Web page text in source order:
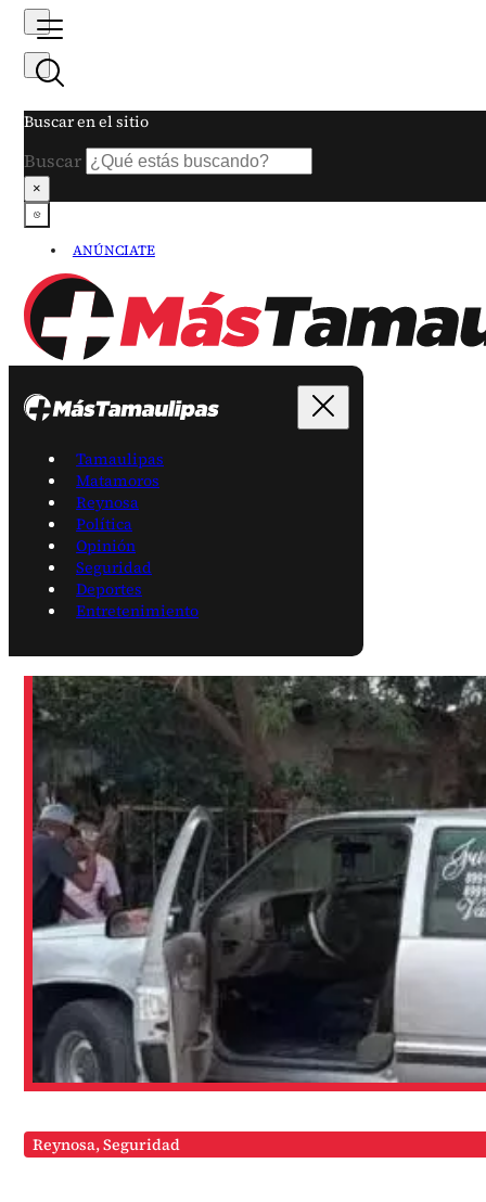
Buscar en el sitio
Buscar
×
ANÚNCIATE
Tamaulipas
Matamoros
Reynosa
Política
Opinión
Seguridad
Deportes
Entretenimiento
Reynosa,Seguridad